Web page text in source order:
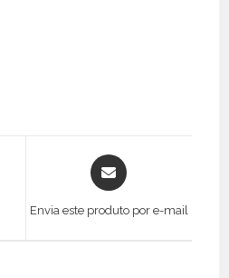
Opens
in
Envia este produto por e-mail